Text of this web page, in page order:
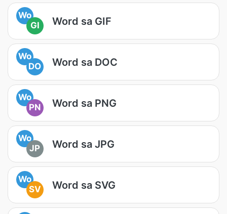
Wo
GI
Word sa GIF
Wo
DO
Word sa DOC
Wo
PN
Word sa PNG
Wo
JP
Word sa JPG
Wo
SV
Word sa SVG